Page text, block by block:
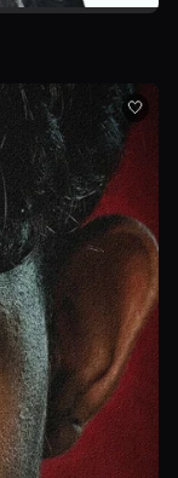
🤍